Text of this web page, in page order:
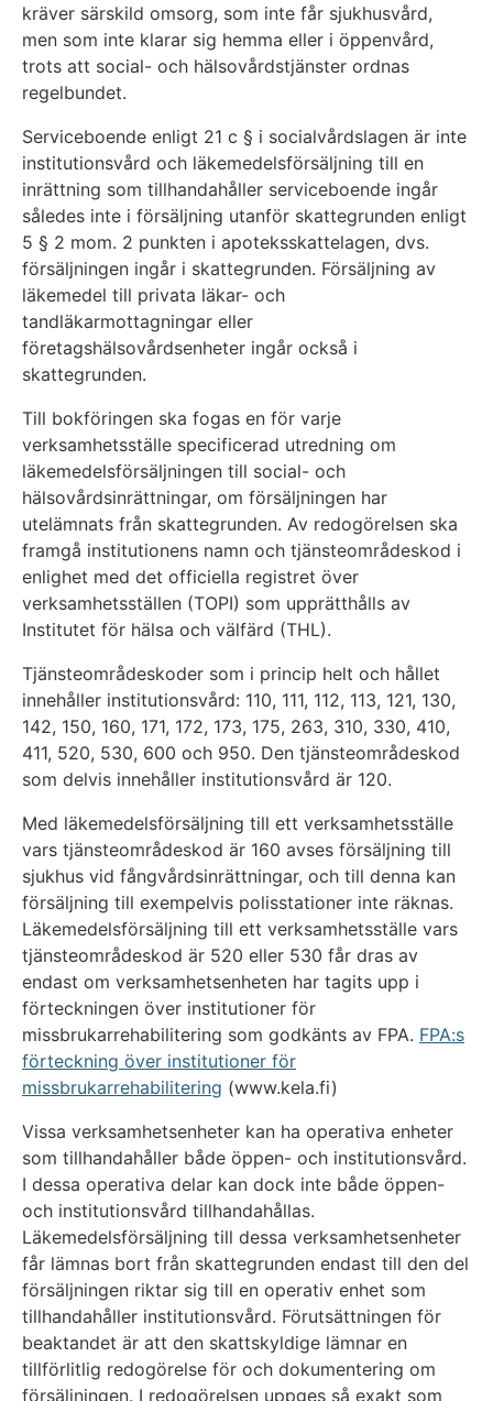
kräver särskild omsorg, som inte får sjukhusvård,
men som inte klarar sig hemma eller i öppenvård,
trots att social- och hälsovårdstjänster ordnas
regelbundet.
Serviceboende enligt 21 c § i socialvårdslagen är inte
institutionsvård och läkemedelsförsäljning till en
inrättning som tillhandahåller serviceboende ingår
således inte i försäljning utanför skattegrunden enligt
5 § 2 mom. 2 punkten i apoteksskattelagen, dvs.
försäljningen ingår i skattegrunden. Försäljning av
läkemedel till privata läkar- och
tandläkarmottagningar eller
företagshälsovårdsenheter ingår också i
skattegrunden.
Till bokföringen ska fogas en för varje
verksamhetsställe specificerad utredning om
läkemedelsförsäljningen till social- och
hälsovårdsinrättningar, om försäljningen har
utelämnats från skattegrunden. Av redogörelsen ska
framgå institutionens namn och tjänsteområdeskod i
enlighet med det officiella registret över
verksamhetsställen (TOPI) som upprätthålls av
Institutet för hälsa och välfärd (THL).
Tjänsteområdeskoder som i princip helt och hållet
innehåller institutionsvård: 110, 111, 112, 113, 121, 130,
142, 150, 160, 171, 172, 173, 175, 263, 310, 330, 410,
411, 520, 530, 600 och 950. Den tjänsteområdeskod
som delvis innehåller institutionsvård är 120.
Med läkemedelsförsäljning till ett verksamhetsställe
vars tjänsteområdeskod är 160 avses försäljning till
sjukhus vid fångvårdsinrättningar, och till denna kan
försäljning till exempelvis polisstationer inte räknas.
Läkemedelsförsäljning till ett verksamhetsställe vars
tjänsteområdeskod är 520 eller 530 får dras av
endast om verksamhetsenheten har tagits upp i
förteckningen över institutioner för
missbrukarrehabilitering som godkänts av FPA. FPA:s
förteckning över institutioner för
missbrukarrehabilitering (www.kela.fi)
Vissa verksamhetsenheter kan ha operativa enheter
som tillhandahåller både öppen- och institutionsvård.
I dessa operativa delar kan dock inte både öppen-
och institutionsvård tillhandahållas.
Läkemedelsförsäljning till dessa verksamhetsenheter
får lämnas bort från skattegrunden endast till den del
försäljningen riktar sig till en operativ enhet som
tillhandahåller institutionsvård. Förutsättningen för
beaktandet är att den skattskyldige lämnar en
tillförlitlig redogörelse för och dokumentering om
försäljningen. I redogörelsen uppges så exakt som